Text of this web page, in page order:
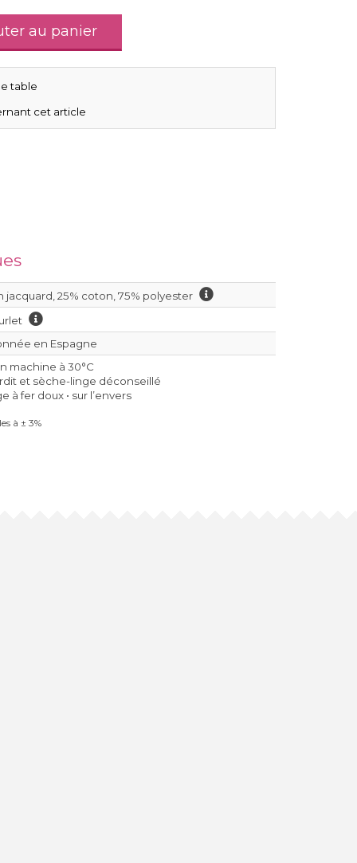
au panier
table
cet article
jacquard, 25% coton, 75% polyester
en Espagne
machine à 30°C
et sèche-linge déconseillé
à fer doux • sur l’envers
à ± 3%